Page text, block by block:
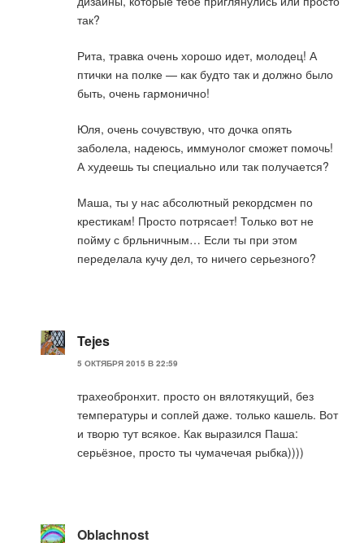
так?
Рита, травка очень хорошо идет, молодец! А
птички на полке — как будто так и должно было
быть, очень гармонично!
Юля, очень сочувствую, что дочка опять
заболела, надеюсь, иммунолог сможет помочь!
А худеешь ты специально или так получается?
Маша, ты у нас абсолютный рекордсмен по
крестикам! Просто потрясает! Только вот не
пойму с брльничным… Если ты при этом
переделала кучу дел, то ничего серьезного?
Tejes
5 ОКТЯБРЯ 2015 В 22:59
трахеобронхит. просто он вялотякущий, без
температуры и соплей даже. только кашель. Вот
и творю тут всякое. Как выразился Паша:
серьёзное, просто ты чумачечая рыбка))))
Oblachnost